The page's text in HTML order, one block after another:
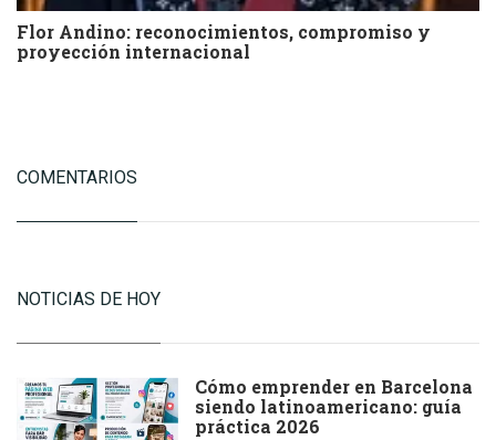
Flor Andino: reconocimientos, compromiso y
proyección internacional
COMENTARIOS
NOTICIAS DE HOY
Cómo emprender en Barcelona
siendo latinoamericano: guía
práctica 2026